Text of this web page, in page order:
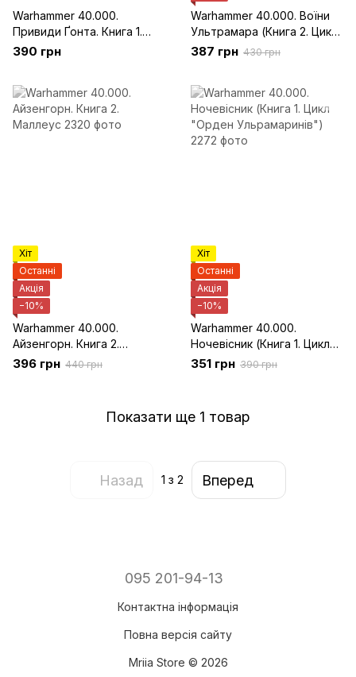
Warhammer 40.000.
Привиди Ґонта. Книга 1.
Перший та Єдиний
390 грн
Warhammer 40.000. Воїни
Ультрамара (Книга 2. Цикл
"Орден Ульрамаринів")
387 грн 430 грн
Хіт
Останні
Акція
−10%
Warhammer 40.000.
Айзенгорн. Книга 2.
Маллеус
396 грн 440 грн
Хіт
Останні
Акція
−10%
Warhammer 40.000.
Ночевісник (Книга 1. Цикл
"Орден Ульрамаринів")
351 грн 390 грн
Показати ще 1 товар
Назад 1 з 2 Вперед
095 201-94-13
Контактна інформація
Повна версія сайту
Mriia Store © 2026